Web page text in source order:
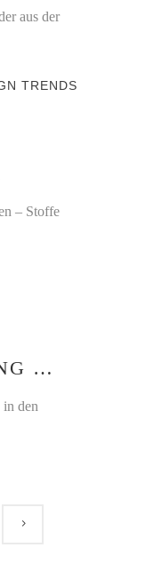
aus der
TRENDS
– Stoffe
…
den